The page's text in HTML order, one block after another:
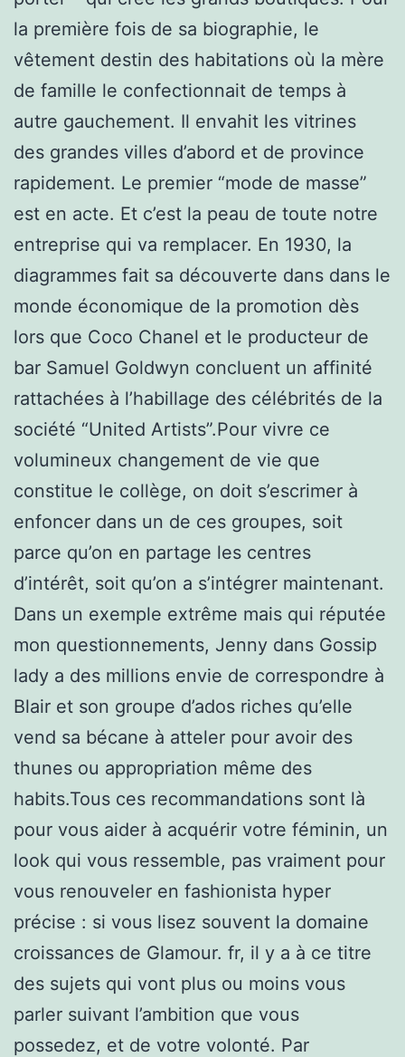
la première fois de sa biographie, le
vêtement destin des habitations où la mère
de famille le confectionnait de temps à
autre gauchement. Il envahit les vitrines
des grandes villes d’abord et de province
rapidement. Le premier “mode de masse”
est en acte. Et c’est la peau de toute notre
entreprise qui va remplacer. En 1930, la
diagrammes fait sa découverte dans dans le
monde économique de la promotion dès
lors que Coco Chanel et le producteur de
bar Samuel Goldwyn concluent un affinité
rattachées à l’habillage des célébrités de la
société “United Artists”.Pour vivre ce
volumineux changement de vie que
constitue le collège, on doit s’escrimer à
enfoncer dans un de ces groupes, soit
parce qu’on en partage les centres
d’intérêt, soit qu’on a s’intégrer maintenant.
Dans un exemple extrême mais qui réputée
mon questionnements, Jenny dans Gossip
lady a des millions envie de correspondre à
Blair et son groupe d’ados riches qu’elle
vend sa bécane à atteler pour avoir des
thunes ou appropriation même des
habits.Tous ces recommandations sont là
pour vous aider à acquérir votre féminin, un
look qui vous ressemble, pas vraiment pour
vous renouveler en fashionista hyper
précise : si vous lisez souvent la domaine
croissances de Glamour. fr, il y a à ce titre
des sujets qui vont plus ou moins vous
parler suivant l’ambition que vous
possedez, et de votre volonté. Par